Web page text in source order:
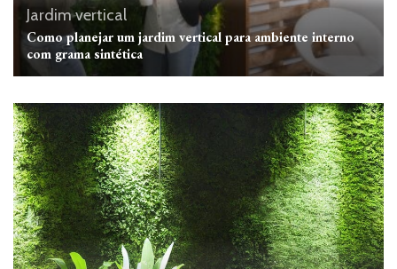
Jardim vertical
Como planejar um jardim vertical para ambiente interno
com grama sintética